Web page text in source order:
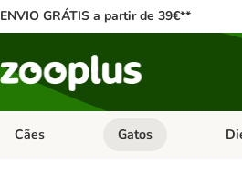
ENVIO GRÁTIS a partir de 39€**
Cães Abrir menu de
Gatos